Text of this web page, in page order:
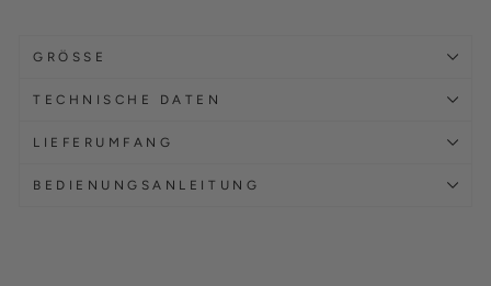
GRÖSSE
TECHNISCHE DATEN
LIEFERUMFANG
BEDIENUNGSANLEITUNG